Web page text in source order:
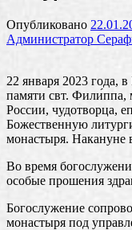
Опубликовано
Администратор
22 января 2023 года,
памяти свт. Фили́ппа,
России, чудотворца,
Божественную
монастыря. Накануне
Во время
особые прошения
Богослужение
монастыря под